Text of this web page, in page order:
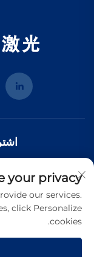
انضم إلى نشرتنا
your privacy
our services.
click Personalize
cookies.